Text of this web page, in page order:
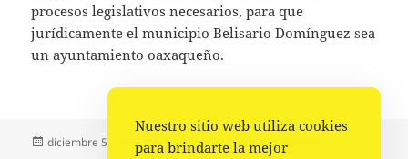
procesos legislativos necesarios, para que
jurídicamente el municipio Belisario Domínguez sea
un ayuntamiento oaxaqueño.
Publicado
diciembre 5, 2022 Autor
Fuente Categorías
Gobierno,Portada
Nuestro sitio web utiliza cookies
para brindarte la mejor